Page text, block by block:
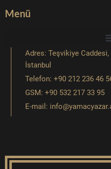
Menü
Adres: Teşvikiye
İstanbul
Telefon: +90 212 236 46
GSM: +90 532 217 33 95
E-mail: